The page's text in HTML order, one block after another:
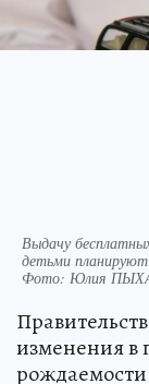
Выдачу
детьми
Фото: Юлия
изменения в
рождаемости